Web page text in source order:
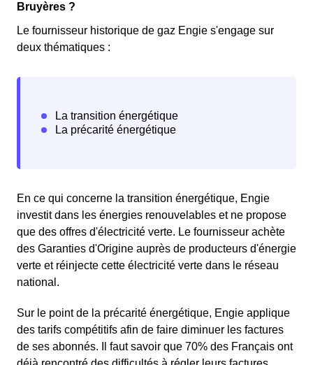
Bruyères ?
Le fournisseur historique de gaz Engie s'engage sur
deux thématiques :
En ce qui concerne la transition énergétique, Engie
investit dans les énergies renouvelables et ne propose
que des offres d'électricité verte. Le fournisseur achète
des Garanties d'Origine auprès de producteurs d'énergie
verte et réinjecte cette électricité verte dans le réseau
national.
Sur le point de la précarité énergétique, Engie applique
des tarifs compétitifs afin de faire diminuer les factures
de ses abonnés. Il faut savoir que 70% des Français ont